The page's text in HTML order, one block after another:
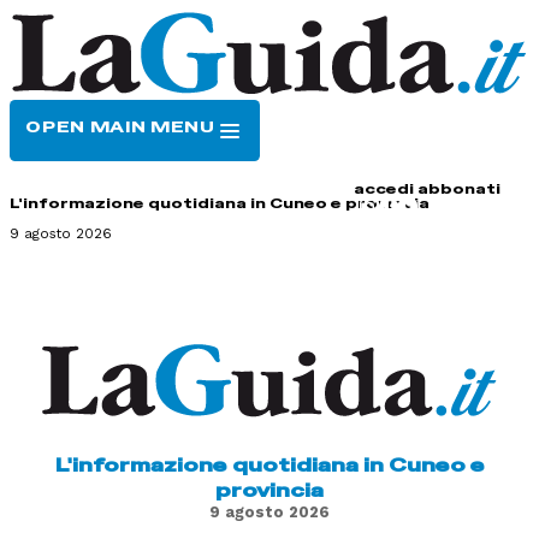
OPEN MAIN MENU
accedi abbonati
L'informazione quotidiana in Cuneo e provincia
9 agosto 2026
L'informazione quotidiana in Cuneo e
provincia
9 agosto 2026